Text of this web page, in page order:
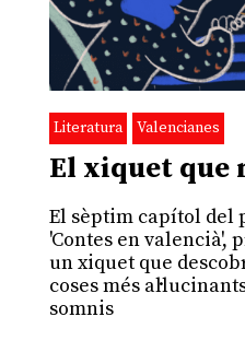
Literatura Valencianes
El xiquet que
El sèptim capítol del
'Contes en valencià',
un xiquet que
coses més
somnis